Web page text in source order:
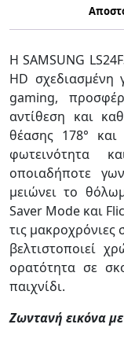
Η SAMSUNG
HD σχεδιασμένη
gaming,
αντίθεση και
θέασης 178° και
φωτεινότητα
οποιαδήποτε
μειώνει το
Saver Mode και
τις μακροχρόνιες
βελτιστοποιεί
ορατότητα σε
παιχνίδι.
Ζωντανή εικόνα